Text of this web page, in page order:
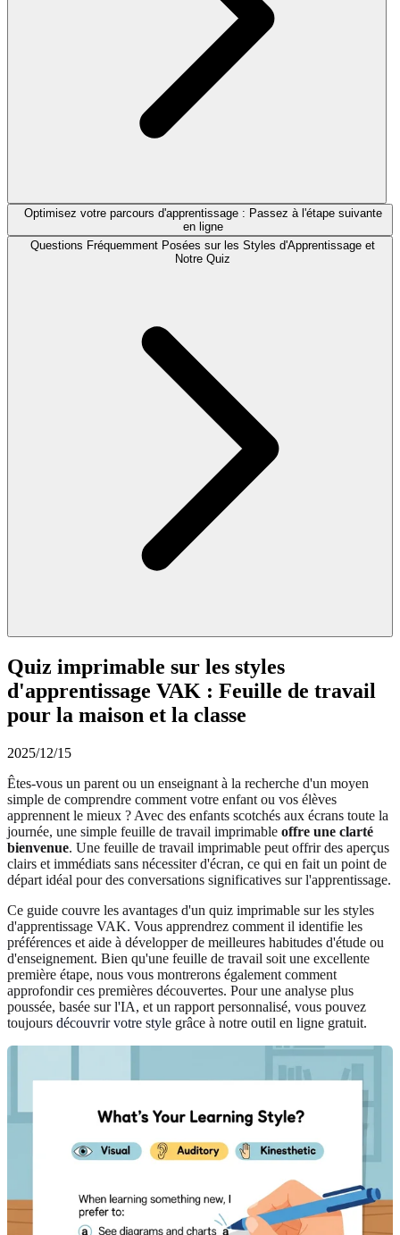
Optimisez votre parcours d'apprentissage : Passez à l'étape suivante
en ligne
Questions Fréquemment Posées sur les Styles d'Apprentissage et
Notre Quiz
Quiz imprimable sur les styles
d'apprentissage VAK : Feuille de travail
pour la maison et la classe
2025/12/15
Êtes-vous un parent ou un enseignant à la recherche d'un moyen
simple de comprendre comment votre enfant ou vos élèves
apprennent le mieux ? Avec des enfants scotchés aux écrans toute la
journée, une simple feuille de travail imprimable offre une clarté
bienvenue. Une feuille de travail imprimable peut offrir des aperçus
clairs et immédiats sans nécessiter d'écran, ce qui en fait un point de
départ idéal pour des conversations significatives sur l'apprentissage.
Ce guide couvre les avantages d'un quiz imprimable sur les styles
d'apprentissage VAK. Vous apprendrez comment il identifie les
préférences et aide à développer de meilleures habitudes d'étude ou
d'enseignement. Bien qu'une feuille de travail soit une excellente
première étape, nous vous montrerons également comment
approfondir ces premières découvertes. Pour une analyse plus
poussée, basée sur l'IA, et un rapport personnalisé, vous pouvez
toujours découvrir votre style grâce à notre outil en ligne gratuit.